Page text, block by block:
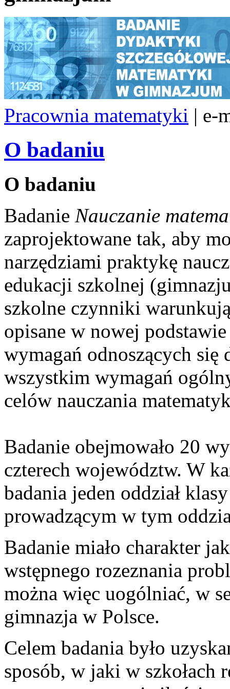
Pracownia matematyki | e-
O badaniu
O badaniu
Badanie Nauczanie
zaprojektowane tak, aby
narzędziami praktykę
edukacji szkolnej
szkolne czynniki
opisane w nowej
wymagań odnoszących się
wszystkim wymagań
celów nauczania
Badanie obejmowało 20
czterech województw. W
badania jeden oddział
prowadzącym w tym
Badanie miało charakter
wstępnego rozeznania
można więc uogólniać, w
gimnazja w Polsce.
Celem badania było
sposób, w jaki w szkołach